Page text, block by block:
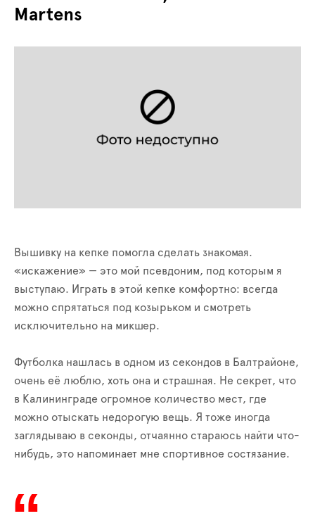
Martens
Вышивку на кепке помогла сделать знакомая.
«искажение» — это мой псевдоним, под которым я
выступаю. Играть в этой кепке комфортно: всегда
можно спрятаться под козырьком и смотреть
исключительно на микшер.
Футболка нашлась в одном из секондов в Балтрайоне,
очень её люблю, хоть она и страшная. Не секрет, что
в Калининграде огромное количество мест, где
можно отыскать недорогую вещь. Я тоже иногда
заглядываю в секонды, отчаянно стараюсь найти что-
нибудь, это напоминает мне спортивное состязание.